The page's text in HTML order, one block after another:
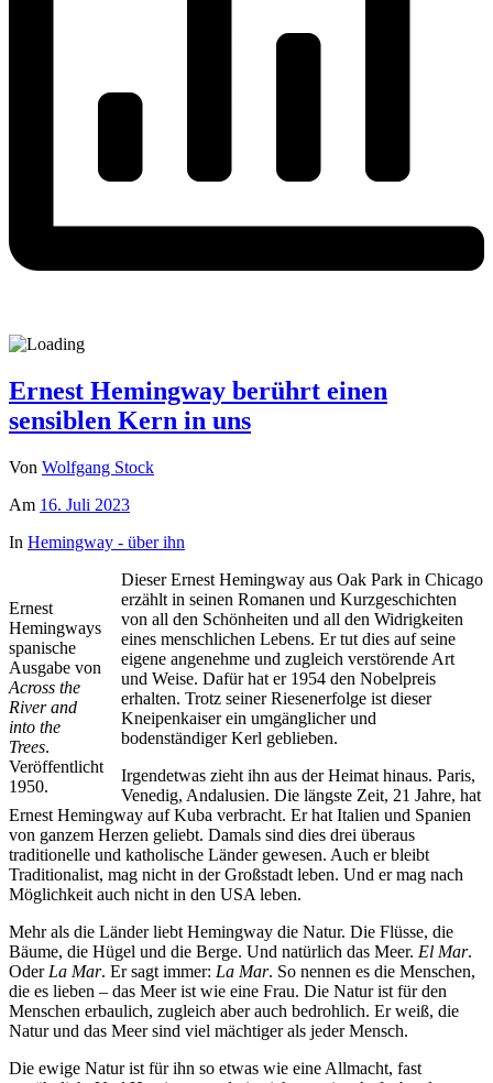
Ernest Hemingway berührt einen
sensiblen Kern in uns
Von Wolfgang Stock
Am 16. Juli 2023
In Hemingway - über ihn
Ernest
Hemingways
spanische
Ausgabe von
Across the
River and
into the
Trees.
Veröffentlicht
1950.
Dieser Ernest Hemingway aus Oak Park in Chicago
erzählt in seinen Romanen und Kurzgeschichten
von all den Schönheiten und all den Widrigkeiten
eines menschlichen Lebens. Er tut dies auf seine
eigene angenehme und zugleich verstörende Art
und Weise. Dafür hat er 1954 den Nobelpreis
erhalten. Trotz seiner Riesenerfolge ist dieser
Kneipenkaiser ein umgänglicher und
bodenständiger Kerl geblieben.
Irgendetwas zieht ihn aus der Heimat hinaus. Paris,
Venedig, Andalusien. Die längste Zeit, 21 Jahre, hat
Ernest Hemingway auf Kuba verbracht. Er hat Italien und Spanien
von ganzem Herzen geliebt. Damals sind dies drei überaus
traditionelle und katholische Länder gewesen. Auch er bleibt
Traditionalist, mag nicht in der Großstadt leben. Und er mag nach
Möglichkeit auch nicht in den USA leben.
Mehr als die Länder liebt Hemingway die Natur. Die Flüsse, die
Bäume, die Hügel und die Berge. Und natürlich das Meer. El Mar.
Oder La Mar. Er sagt immer: La Mar. So nennen es die Menschen,
die es lieben – das Meer ist wie eine Frau. Die Natur ist für den
Menschen erbaulich, zugleich aber auch bedrohlich. Er weiß, die
Natur und das Meer sind viel mächtiger als jeder Mensch.
Die ewige Natur ist für ihn so etwas wie eine Allmacht, fast